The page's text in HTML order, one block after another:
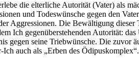
die elterliche Autorität (Vater) als
und Todeswünsche gegen den
Aggressionen. Die Bewältigung
Ich gegenüberstehenden Autorität:
seine Triebwünsche. Die zuvor
auch als „Erben des Ödipuskomplex“.